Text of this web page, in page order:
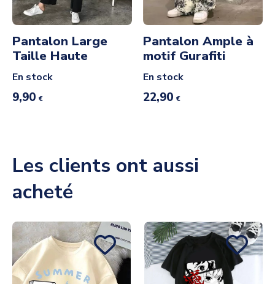
Pantalon Large
Taille Haute
En stock
9,90 €
Pantalon Ample à
motif Gurafiti
En stock
22,90 €
Les clients ont aussi
acheté